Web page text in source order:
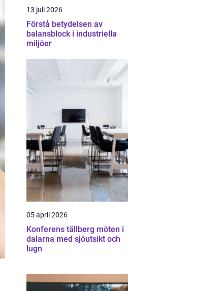
13 juli 2026
Förstå betydelsen av
balansblock i industriella
miljöer
05 april 2026
Konferens tällberg möten i
dalarna med sjöutsikt och
lugn